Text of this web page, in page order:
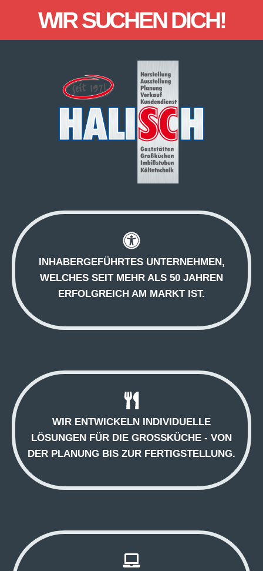
WIR SUCHEN DICH!
INHABERGEFÜHRTES UNTERNEHMEN,
WELCHES SEIT MEHR ALS 50 JAHREN
ERFOLGREICH AM MARKT IST.
WIR ENTWICKELN INDIVIDUELLE
LÖSUNGEN FÜR DIE GROSSKÜCHE - VON D
ER PLANUNG BIS ZUR FERTIGSTELLUNG.